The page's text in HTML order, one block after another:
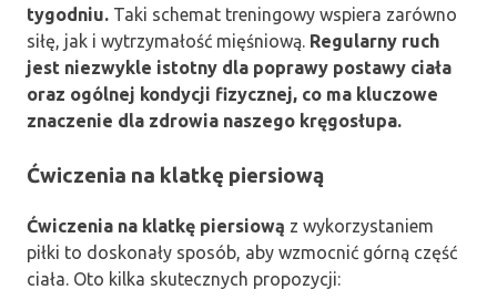
tygodniu. Taki schemat treningowy wspiera zarówno
siłę, jak i wytrzymałość mięśniową. Regularny ruch
jest niezwykle istotny dla poprawy postawy ciała
oraz ogólnej kondycji fizycznej, co ma kluczowe
znaczenie dla zdrowia naszego kręgosłupa.
Ćwiczenia na klatkę piersiową
Ćwiczenia na klatkę piersiową z wykorzystaniem
piłki to doskonały sposób, aby wzmocnić górną część
ciała. Oto kilka skutecznych propozycji: